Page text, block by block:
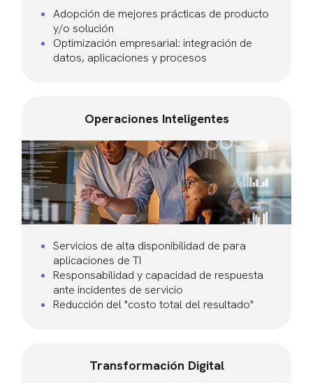
Adopción de mejores prácticas de producto
y/o solución
Optimización empresarial: integración de
datos, aplicaciones y procesos
Operaciones Inteligentes
Servicios de alta disponibilidad de para
aplicaciones de TI
Responsabilidad y capacidad de respuesta
ante incidentes de servicio
Reducción del "costo total del resultado"
Transformación Digital